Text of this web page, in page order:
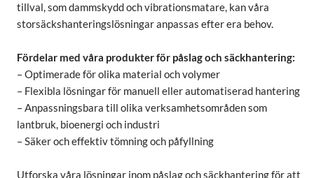
tillval, som dammskydd och vibrationsmatare, kan våra
storsäckshanteringslösningar anpassas efter era behov.
Fördelar med våra produkter för påslag och säckhantering:
– Optimerade för olika material och volymer
– Flexibla lösningar för manuell eller automatiserad hantering
– Anpassningsbara till olika verksamhetsområden som
lantbruk, bioenergi och industri
– Säker och effektiv tömning och påfyllning
Utforska våra lösningar inom påslag och säckhantering för att